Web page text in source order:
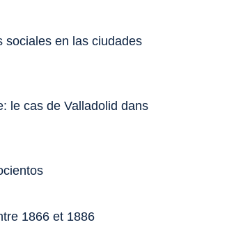
sociales en las ciudades
le cas de Valladolid dans
1866 et 1886